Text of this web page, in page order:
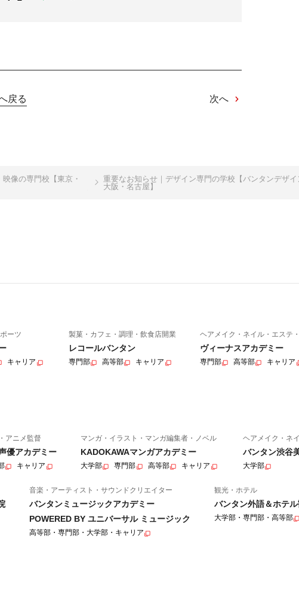
戻る 次へ
像の専門校【東京・
重要なお知らせ｜デザイン専門の学校【バンタンデザイ
大阪・名古屋】
ーツ
キャリア
製菓・カフェ・調理・飲食店開業
レコールバンタン
専門部 高等部 キャリア
ヘアメイク・ネイル・エステ
ヴィーナスアカデミー
専門部 高等部 キャリア
アニメ監督
優アカデミー
キャリア
マンガ・イラスト・マンガ編集者・ノベル
KADOKAWAマンガアカデミー
大学部 専門部 高等部 キャリア
ヘアメイク・ネ
バンタン渋谷
大学部
音楽・アーティスト・サウンドクリエイター
バンタンミュージックアカデミー
POWERED BY ユニバーサル ミュージック
高等部・専門部・大学部・キャリア
観光・ホテル
バンタン外語＆ホテ
大学部・専門部・高等部